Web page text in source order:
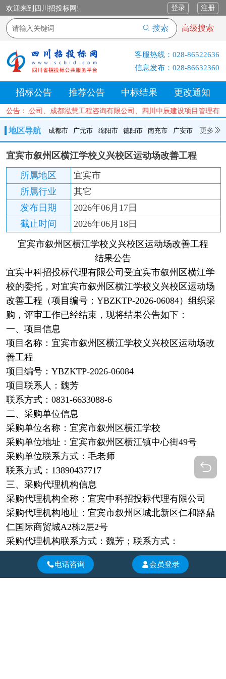
欢迎来到四川招投标网! 登录 注册
搜索 高级搜索
客服热线： 028-86522636
信息发布： 028-86632360
招标公告 推荐公告 中标结果 更改通知
公告：公司、成都泓慧工程咨询有限公司、四川中辰建设项目管
地区导航 成都市 广元市 绵阳市 德阳市 南充市 广安市 更多
成都市 广元市 绵阳市 德阳市 南充市 广安市
遂宁市
内江市
乐山市 自贡市 泸州市 宜宾市 攀枝花
巴中市
达州市
资阳市 眉山市 雅安市 阿坝州 甘孜州 凉山州
宜宾市叙州区横江学校义兴校区运动场改善工程
所属地区
宜宾市
所属行业
其它
发布日期
2026年06月17日
截止时间
2026年06月18日
宜宾市叙州区横江学校义兴校区运动场改善工程
结果公告
宜宾中科招投标代理有限公司受宜宾市叙州区横江学
校的委托，对宜宾市叙州区横江学校义兴校区运动场
改善工程（项目编号：YBZKTP-2026-06084）组织采
购，评审工作已经结束，现将结果公告如下：
一、项目信息
项目名称：宜宾市叙州区横江学校义兴校区运动场改
善工程
项目编号：YBZKTP-2026-06084
项目联系人：魏芳
联系方式：0831-6633088-6
二、采购单位信息
采购单位名称：宜宾市叙州区横江学校
采购单位地址：宜宾市叙州区横江镇中心街49号
采购单位联系方式：毛老师
联系方式：13890437717
三、采购代理机构信息
采购代理机构全称：宜宾中科招投标代理有限公司
采购代理机构地址：宜宾市叙州区城北新区仁和路鼎
仁国际商贸城A2栋2层2号
采购代理机构联系方式：魏芳；联系方式：
18383191999
四、成交信息
电话咨询 会员登录